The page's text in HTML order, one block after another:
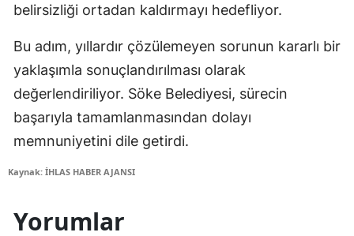
belirsizliği ortadan kaldırmayı hedefliyor.
Bu adım, yıllardır çözülemeyen sorunun kararlı bir
yaklaşımla sonuçlandırılması olarak
değerlendiriliyor. Söke Belediyesi, sürecin
başarıyla tamamlanmasından dolayı
memnuniyetini dile getirdi.
Kaynak: İHLAS HABER AJANSI
Yorumlar